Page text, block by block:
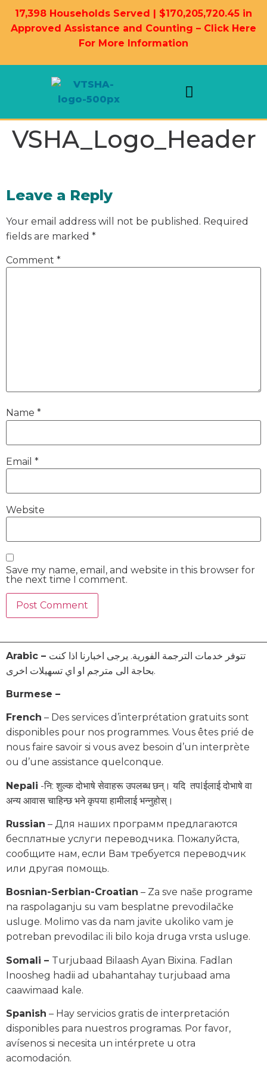
17,398 Households Served | $170,205,720.45 in
Approved Assistance and Counting – Click Here
For More Information
VSHA_Logo_Header
Leave a Reply
Your email address will not be published. Required
fields are marked *
Comment *
Name *
Email *
Website
Save my name, email, and website in this browser for
the next time I comment.
Arabic – تتوفر خدمات الترجمة الفورية. يرجى اخبارنا اذا كنت
بحاجة الى مترجم او اي تسهيلات اخرى.
Burmese –
French – Des services d’interprétation gratuits sont
disponibles pour nos programmes. Vous êtes prié de
nous faire savoir si vous avez besoin d’un interprète
ou d’une assistance quelconque.
Nepali -नि: शुल्क दोभाषे सेवाहरू उपलब्ध छन्। यदि तपIईलाई दोभाषे वा
अन्य आवास चाहिन्छ भने कृपया हामीलाई भन्नुहोस्।
Russian – Для наших программ предлагаются
бесплатные услуги переводчика. Пожалуйста,
сообщите нам, если Вам требуется переводчик
или другая помощь.
Bosnian-Serbian-Croatian – Za sve naše programe
na raspolaganju su vam besplatne prevodilačke
usluge. Molimo vas da nam javite ukoliko vam je
potreban prevodilac ili bilo koja druga vrsta usluge.
Somali – Turjubaad Bilaash Ayan Bixina. Fadlan
Inoosheg hadii ad ubahantahay turjubaad ama
caawimaad kale.
Spanish – Hay servicios gratis de interpretación
disponibles para nuestros programas. Por favor,
avísenos si necesita un intérprete u otra
acomodación.